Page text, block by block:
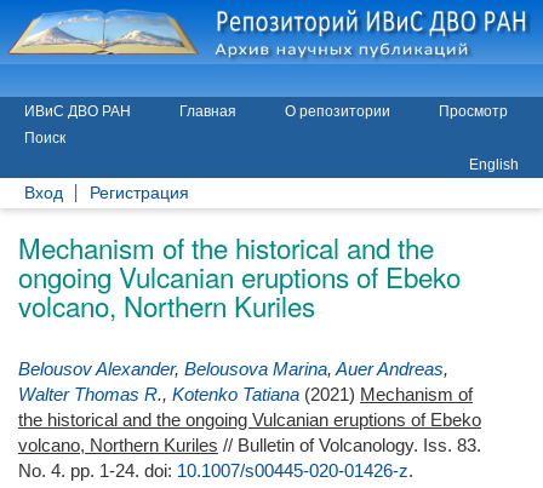
ИВиС ДВО РАН Главная О репозитории
Просмотр
Поиск
English
Вход Регистрация
Mechanism of the historical and the
ongoing Vulcanian eruptions of Ebeko
volcano, Northern Kuriles
Belousov Alexander, Belousova Marina, Auer Andreas,
Walter Thomas R., Kotenko Tatiana (2021) Mechanism of
the historical and the ongoing Vulcanian eruptions of Ebeko
volcano, Northern Kuriles // Bulletin of Volcanology. Iss. 83.
No. 4. pp. 1-24. doi: 10.1007/s00445-020-01426-z.